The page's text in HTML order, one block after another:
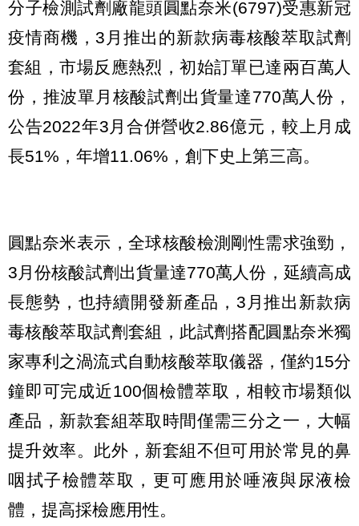
分子檢測試劑廠龍頭圓點奈米(6797)受惠新冠
疫情商機，3月推出的新款病毒核酸萃取試劑
套組，市場反應熱烈，初始訂單已達兩百萬人
份，推波單月核酸試劑出貨量達770萬人份，
公告2022年3月合併營收2.86億元，較上月成
長51%，年增11.06%，創下史上第三高。
圓點奈米表示，全球核酸檢測剛性需求強勁，
3月份核酸試劑出貨量達770萬人份，延續高成
長態勢，也持續開發新產品，3月推出新款病
毒核酸萃取試劑套組，此試劑搭配圓點奈米獨
家專利之渦流式自動核酸萃取儀器，僅約15分
鐘即可完成近100個檢體萃取，相較市場類似
產品，新款套組萃取時間僅需三分之一，大幅
提升效率。此外，新套組不但可用於常見的鼻
咽拭子檢體萃取，更可應用於唾液與尿液檢
體，提高採檢應用性。